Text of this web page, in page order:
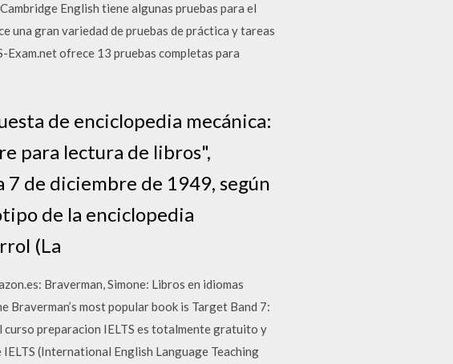
English tiene algunas pruebas para el
una gran variedad de pruebas de práctica y tareas
Exam.net ofrece 13 pruebas completas para
de enciclopedia mecánica:
para lectura de libros",
de diciembre de 1949, según
de la enciclopedia
(La
Braverman, Simone: Libros en idiomas
most popular book is Target Band 7:
curso preparacion IELTS es totalmente gratuito y
(International English Language Teaching